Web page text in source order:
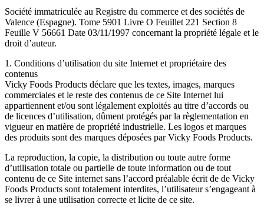
Société immatriculée au Registre du commerce et des sociétés de
Valence (Espagne). Tome 5901 Livre O Feuillet 221 Section 8
Feuille V 56661 Date 03/11/1997 concernant la propriété légale et le
droit d’auteur.
1. Conditions d’utilisation du site Internet et propriétaire des
contenus
Vicky Foods Products déclare que les textes, images, marques
commerciales et le reste des contenus de ce Site Internet lui
appartiennent et/ou sont légalement exploités au titre d’accords ou
de licences d’utilisation, dûment protégés par la règlementation en
vigueur en matière de propriété industrielle. Les logos et marques
des produits sont des marques déposées par Vicky Foods Products.
La reproduction, la copie, la distribution ou toute autre forme
d’utilisation totale ou partielle de toute information ou de tout
contenu de ce Site internet sans l’accord préalable écrit de de Vicky
Foods Products sont totalement interdites, l’utilisateur s’engageant à
se livrer à une utilisation correcte et licite de ce site.